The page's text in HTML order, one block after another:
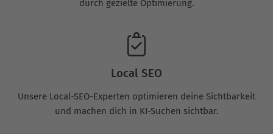
durch gezielte Optimierung.
Local SEO
Unsere Local-SEO-Experten optimieren deine Sichtbarkeit
und machen dich in KI-Suchen sichtbar.